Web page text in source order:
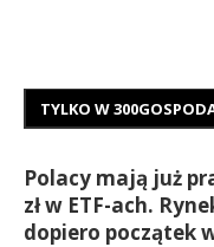
TYLKO W
Polacy mają już
zł w ETF-ach.
dopiero początek